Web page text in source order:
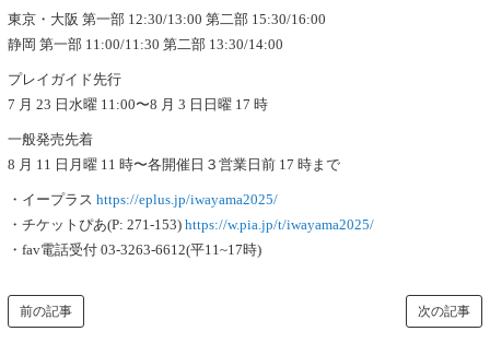
東京・⼤阪 第⼀部 12:30/13:00 第⼆部 15:30/16:00
静岡 第⼀部 11:00/11:30 第⼆部 13:30/14:00
プレイガイド先⾏
7 ⽉ 23 ⽇⽔曜 11:00〜8 ⽉ 3 ⽇⽇曜 17 時
⼀般発売先着
8 ⽉ 11 ⽇⽉曜 11 時〜各開催⽇３営業⽇前 17 時まで
・イープラス https://eplus.jp/iwayama2025/
・チケットぴあ(P: 271-153) https://w.pia.jp/t/iwayama2025/
・fav電話受付 03-3263-6612(平11~17時)
次の記事
前の記事